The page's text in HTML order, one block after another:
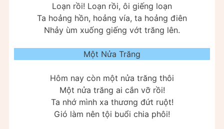
Loạn rồi! Loạn rồi, ôi giếng loạn
Ta hoảng hồn, hoảng vía, ta hoảng điên
Nhảy ùm xuống giếng vớt trăng lên.
Một Nửa Trăng
Hôm nay còn một nửa trăng thôi
Một nửa trăng ai cắn vỡ rồi!
Ta nhớ mình xa thương đứt ruột!
Gió làm nên tội buổi chia phôi!